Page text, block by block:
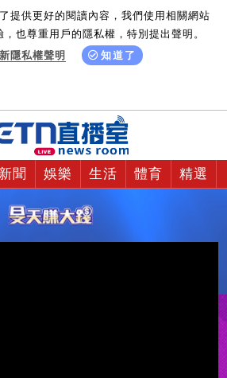
提供更好的閱讀內容，我們使用相關網站
也尊重用戶的隱私權，特別提出聲明。
隱私權聲明
知道了
新聞 娛樂 生活 體育 精選